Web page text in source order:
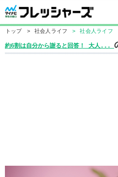
トップ > 社会人ライフ > 社会人ライフ
約6割は自分から謝ると回答！ 大人...